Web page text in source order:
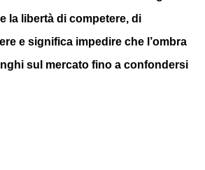
la libertà di competere, di
e significa impedire che l’ombra
sul mercato fino a confondersi